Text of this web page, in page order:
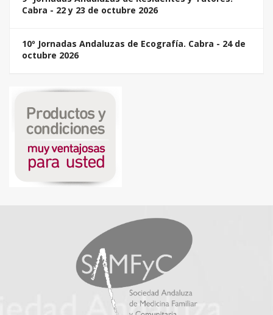
Cabra - 22 y 23 de octubre 2026
10º Jornadas Andaluzas de Ecografía. Cabra - 24 de
octubre 2026